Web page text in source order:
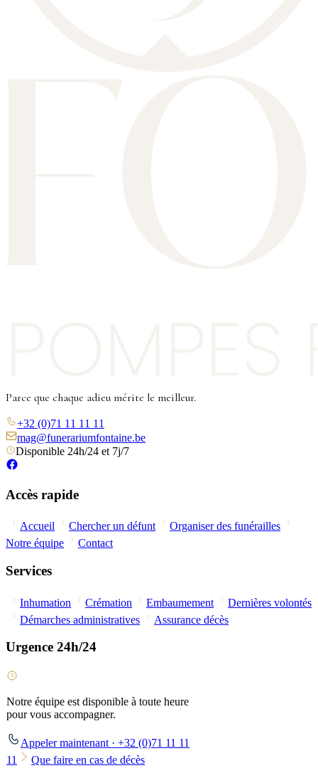
Parce que chaque adieu mérite le meilleur.
+32 (0)71 11 11 11
mag@funerariumfontaine.be
Disponible 24h/24 et 7j/7
Accès rapide
Accueil Chercher un défunt
Organiser des funérailles
Notre équipe
Contact
Services
Inhumation Crémation Embaumement
Dernières volontés
Démarches administratives
Assurance décès
Urgence 24h/24
Notre équipe est disponible à toute heure
pour vous accompagner.
Appeler maintenant · +32 (0)71 11 11
11
Que faire en cas de décès